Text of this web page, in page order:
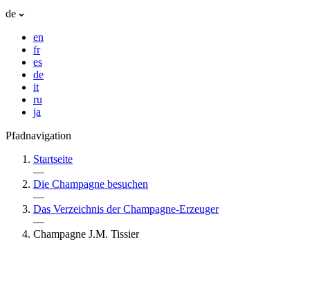
de
en
fr
es
de
it
ru
ja
Pfadnavigation
Startseite
—
Die Champagne besuchen
—
Das Verzeichnis der Champagne-Erzeuger
—
Champagne J.M. Tissier